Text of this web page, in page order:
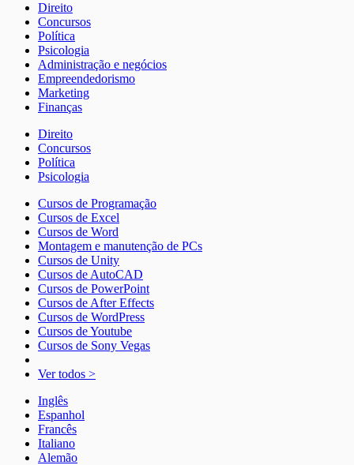
Direito
Concursos
Política
Psicologia
Administração e negócios
Empreendedorismo
Marketing
Finanças
Direito
Concursos
Política
Psicologia
Cursos de Programação
Cursos de Excel
Cursos de Word
Montagem e manutenção de PCs
Cursos de Unity
Cursos de AutoCAD
Cursos de PowerPoint
Cursos de After Effects
Cursos de WordPress
Cursos de Youtube
Cursos de Sony Vegas
Ver todos >
Inglês
Espanhol
Francês
Italiano
Alemão